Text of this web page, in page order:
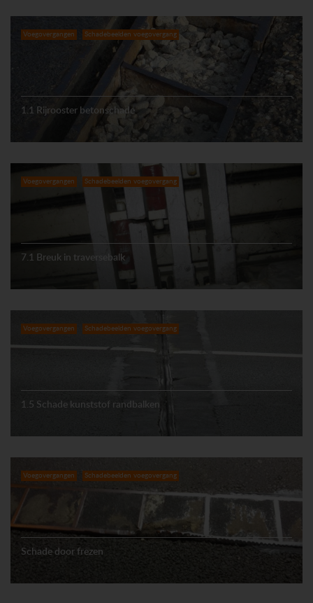
Voegovergangen Schadebeelden voegovergang
1.1 Rijrooster betonschade
Voegovergangen Schadebeelden voegovergang
7.1 Breuk in traversebalk
Voegovergangen Schadebeelden voegovergang
1.5 Schade kunststof randbalken
Voegovergangen Schadebeelden voegovergang
Schade door frezen